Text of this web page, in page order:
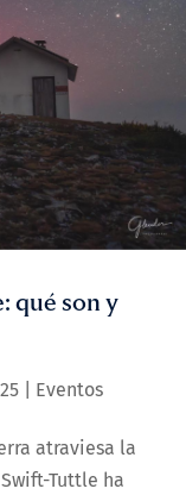
qué son y
Eventos
atraviesa la
Tuttle ha